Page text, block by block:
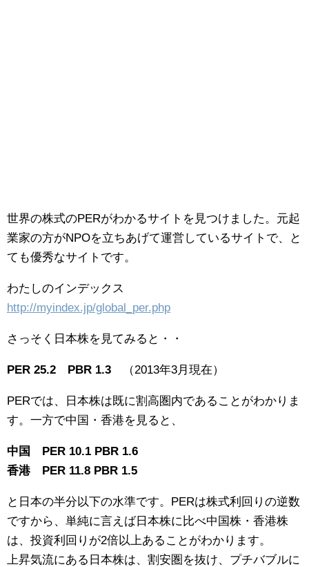
世界の株式のPERがわかるサイトを見つけました。元起
業家の方がNPOを立ちあげて運営しているサイトで、と
ても優秀なサイトです。
わたしのインデックス
http://myindex.jp/global_per.php
さっそく日本株を見てみると・・
PER 25.2 PBR 1.3 （2013年3月現在）
PERでは、日本株は既に割高圏内であることがわかりま
す。一方で中国・香港を見ると、
中国 PER 10.1 PBR 1.6
香港 PER 11.8 PBR 1.5
と日本の半分以下の水準です。PERは株式利回りの逆数
ですから、単純に言えば日本株に比べ中国株・香港株
は、投資利回りが2倍以上あることがわかります。
上昇気流にある日本株は、割安圏を抜け、プチバブルに